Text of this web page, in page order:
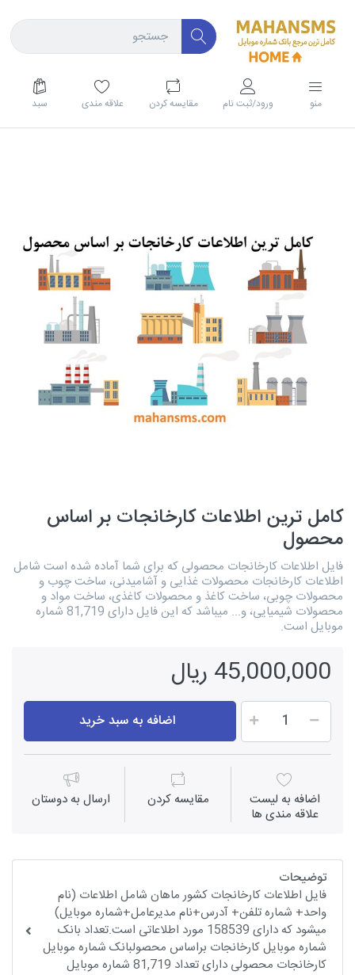
منو ورود/ثبت نام مقايسه كردن علاقه مندی سبد
کامل ترین اطلاعات کارخانجات بر اساس
محصول
فایل اطلاعات کارخانجات محصولی که برای شما آماده شده است شامل
اطلاعات کارخانجات محصولات غذایی و آشامیدنی، ساخت چوب و
محصولات چوبی، ساخت کاغذ و محصولات کاغذی، ساخت مواد و
محصولات شیمیایی، و... میباشد که این فایل دارای 81,719 شماره
موبایل است.
45,000,000 ریال
اضافه به سبد خرید
اضافه به لیست
علاقه مندی ها
مقايسه كردن ارسال به دوستان
توضیحات
فایل اطلاعات کارخانجات کشور ماهان شامل اطلاعات (نام
واحد+ شماره تلفن+ آدرس+نام مدیرعامل+شماره موبایل)
میشود که دارای 158539 مورد اطلاعاتی است.تعداد بانک
شماره موبایل کارخانجات براساس محصولبانک شماره موبایل
کارخانجات محصولی دارای تعداد 81,719 شماره موبایل